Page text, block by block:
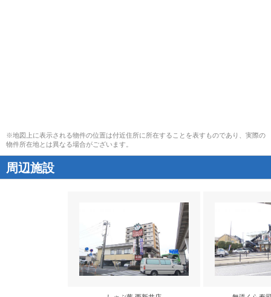
※地図上に表示される物件の位置は付近住所に所在することを表すものであり、実際の
物件所在地とは異なる場合がございます。
周辺施設